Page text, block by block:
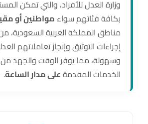
وزارة العدل للأفراد، والتي تمكن
بكافة فئاتهم سواءمواطنين أو
مناطق المملكة العربية السعودية،
إجراءات التوثيق وإنجاز تعاملاتهم
وسهولة، مما يوفر الوقت والجهد من
الخدمات المقدمةعلى مدار الساعة.